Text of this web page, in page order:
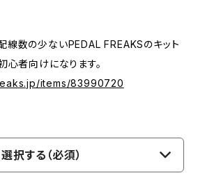
線数の少ないPEDAL FREAKSのキット
心者向けになります。
items/83990720
選択する（必須）